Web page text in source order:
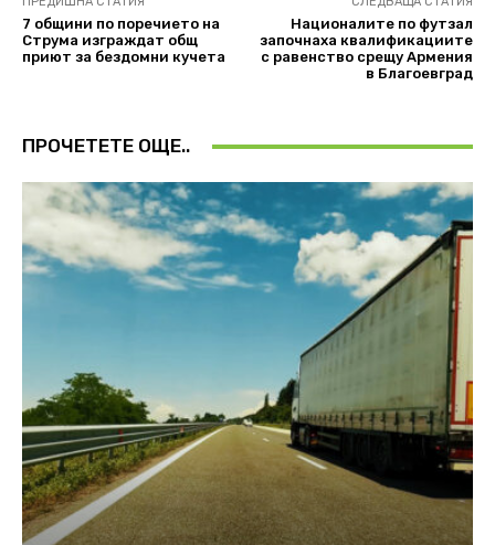
7 общини по поречието на
Струма изграждат общ
приют за бездомни кучета
Националите по футзал
започнаха квалификациите
с равенство срещу Армения
в Благоевград
ПРОЧЕТЕТЕ ОЩЕ..